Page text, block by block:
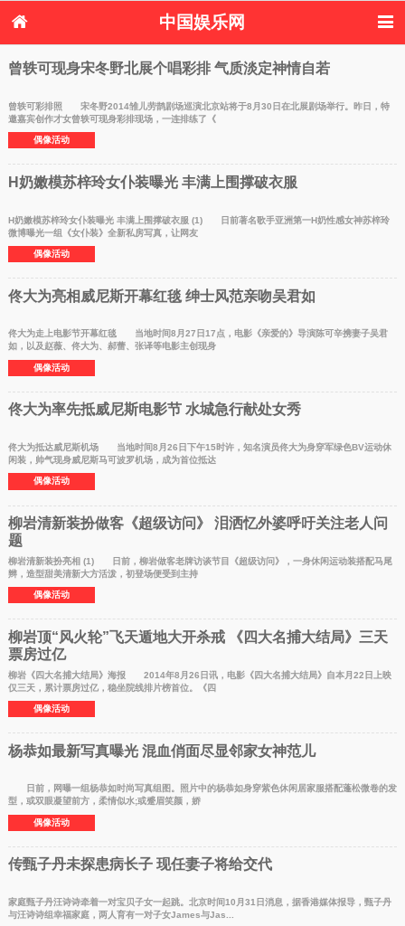
中国娱乐网
首页 新闻 女性
看电影
热周边
曾轶可现身宋冬野北展个唱彩排 气质淡定神情自若
曾轶可彩排照 宋冬野2014雏儿劳鹊剧场巡演北京站将于8月30日在北展剧场举行。昨日，特
邀嘉宾创作才女曾轶可现身彩排现场，一连排练了《
偶像活动
H奶嫩模苏梓玲女仆装曝光 丰满上围撑破衣服
H奶嫩模苏梓玲女仆装曝光 丰满上围撑破衣服 (1) 日前著名歌手亚洲第一H奶性感女神苏梓玲
微博曝光一组《女仆装》全新私房写真，让网友
偶像活动
佟大为亮相威尼斯开幕红毯 绅士风范亲吻吴君如
佟大为走上电影节开幕红毯 当地时间8月27日17点，电影《亲爱的》导演陈可辛携妻子吴君
如，以及赵薇、佟大为、郝蕾、张译等电影主创现身
偶像活动
佟大为率先抵威尼斯电影节 水城急行献处女秀
佟大为抵达威尼斯机场 当地时间8月26日下午15时许，知名演员佟大为身穿军绿色BV运动休
闲装，帅气现身威尼斯马可波罗机场，成为首位抵达
偶像活动
柳岩清新装扮做客《超级访问》 泪洒忆外婆呼吁关注老人问
题
柳岩清新装扮亮相 (1) 日前，柳岩做客老牌访谈节目《超级访问》，一身休闲运动装搭配马尾
辫，造型甜美清新大方活泼，初登场便受到主持
偶像活动
柳岩顶“风火轮”飞天遁地大开杀戒 《四大名捕大结局》三天
票房过亿
柳岩《四大名捕大结局》海报 2014年8月26日讯，电影《四大名捕大结局》自本月22日上映
仅三天，累计票房过亿，稳坐院线排片榜首位。《四
偶像活动
杨恭如最新写真曝光 混血俏面尽显邻家女神范儿
日前，网曝一组杨恭如时尚写真组图。照片中的杨恭如身穿紫色休闲居家服搭配蓬松微卷的发
型，或双眼凝望前方，柔情似水;或蹙眉笑颜，娇
偶像活动
传甄子丹未探患病长子 现任妻子将给交代
家庭甄子丹汪诗诗牵着一对宝贝子女一起跳。北京时间10月31日消息，据香港媒体报导，甄子丹
与汪诗诗组幸福家庭，两人育有一对子女James与Jas...